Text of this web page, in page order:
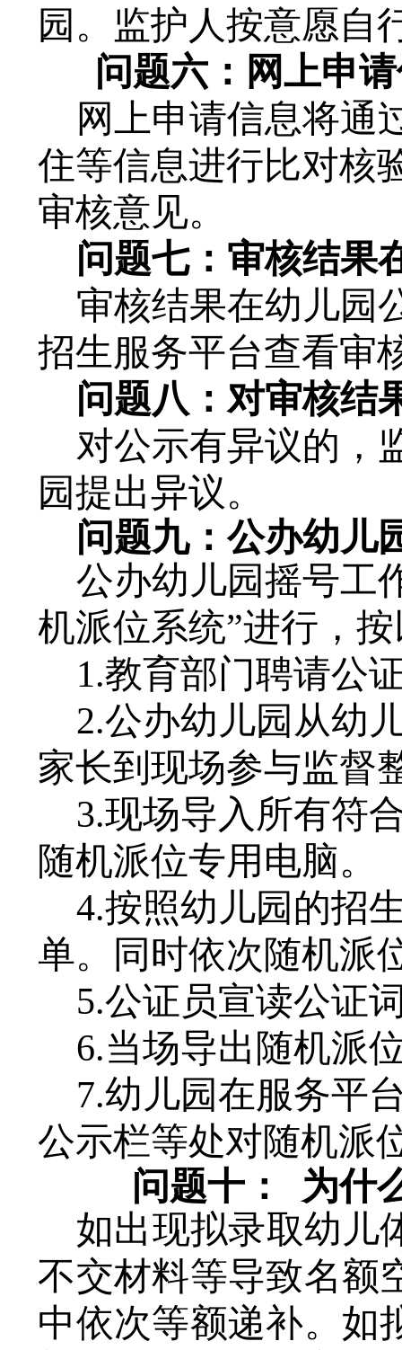
园。监护人按意愿自
问题六 ： 网上申
网上申请信息将通
住等信息进行比对核
审核意见。
问题七：审核结果
审核结果在幼儿园
招生服务平台查看审
问题八：对审核结
对公示有异议的，
园提出异议。
问题九：公办幼儿
公办幼儿园摇号工
机派位系统”进行，
1.教育部门聘请公
2.公办幼儿园从幼
家长到现场参与监督
3.现场导入所有符
随机派位专用电脑。
4.按照幼儿园的招
单。同时依次随机派
5.公证员宣读公证
6.当场导出随机派
7.幼儿园在服务平
公示栏等处对随机派
问题十：
为什
如出现拟录取幼儿
不交材料等导致名额
中依次等额递补。如